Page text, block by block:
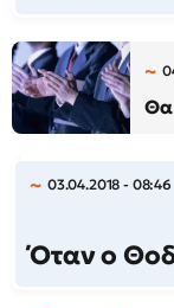
Θα
03.04.2018 - 08:46
Όταν ο